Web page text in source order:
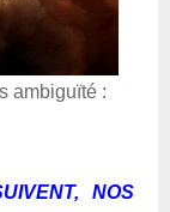
ambiguïté :
NOS